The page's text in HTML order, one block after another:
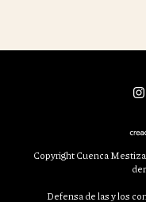
Copyright Cuenca
Defensa de las y los